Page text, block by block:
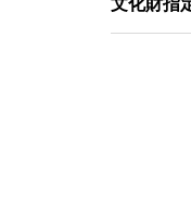
文化財指